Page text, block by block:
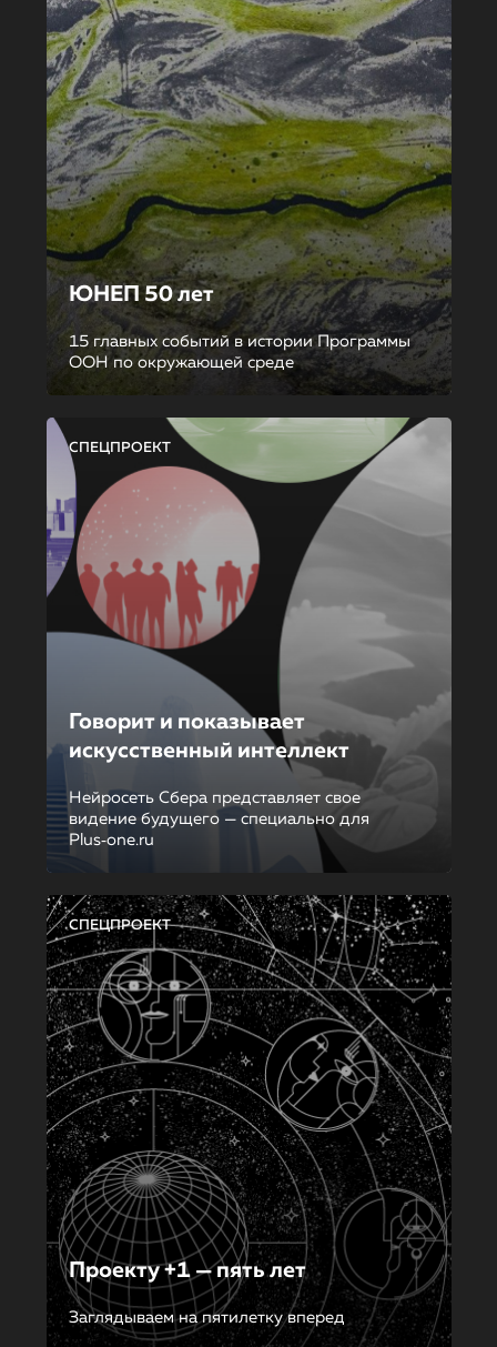
ЮНЕП 50 лет
15 главных событий в истории Программы
ООН по окружающей среде
СПЕЦПРОЕКТ
Говорит и показывает
искусственный интеллект
Нейросеть Сбера представляет свое
видение будущего — специально для
Plus‑one.ru
СПЕЦПРОЕКТ
Проекту +1 — пять лет
Заглядываем на пятилетку вперед